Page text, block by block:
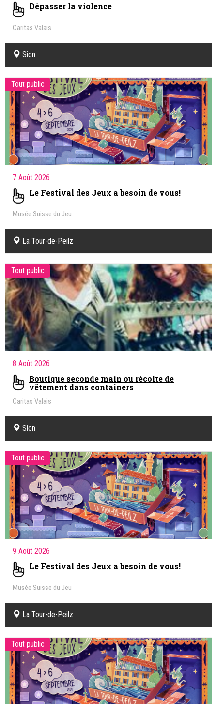
Dépasser la violence
Caritas Valais
Sion
Tout public
7 Août 2026
Le Festival des Jeux a besoin de vous!
Musée Suisse du Jeu
La Tour-de-Peilz
Tout public
8 Août 2026
Boutique seconde main ou récolte de
vêtement dans containers
Caritas Valais
Sion
Tout public
9 Août 2026
Le Festival des Jeux a besoin de vous!
Musée Suisse du Jeu
La Tour-de-Peilz
Tout public